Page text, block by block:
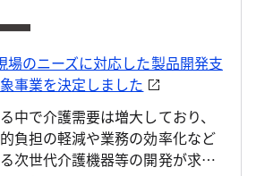
場のニーズに対応した製品開発支
事業を決定しました
中で介護需要は増大しており、
負担の軽減や業務の効率化など
次世代介護機器等の開発が求め